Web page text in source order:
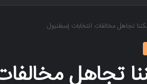
تجاهل مخالفات انتخابات إسطنبول
تجاهل